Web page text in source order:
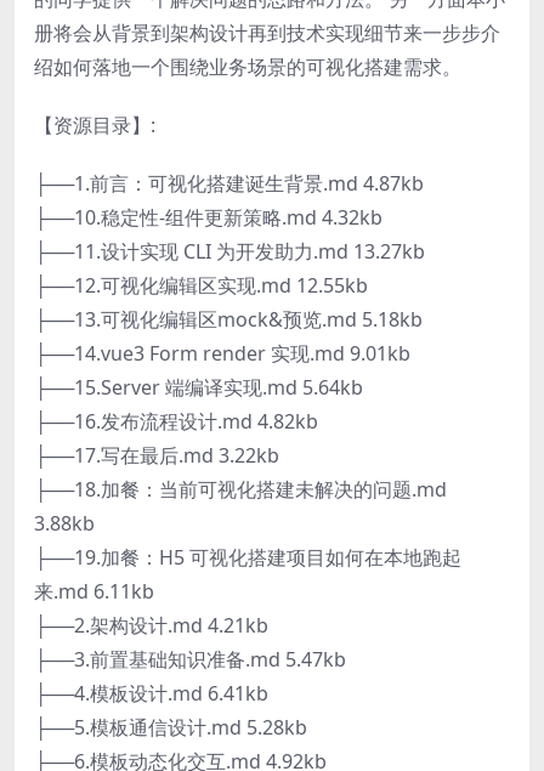
册将会从背景到架构设计再到技术实现细节来一步步介
绍如何落地一个围绕业务场景的可视化搭建需求。
【资源目录】:
├──1.前言：可视化搭建诞生背景.md 4.87kb
├──10.稳定性-组件更新策略.md 4.32kb
├──11.设计实现 CLI 为开发助力.md 13.27kb
├──12.可视化编辑区实现.md 12.55kb
├──13.可视化编辑区mock&预览.md 5.18kb
├──14.vue3 Form render 实现.md 9.01kb
├──15.Server 端编译实现.md 5.64kb
├──16.发布流程设计.md 4.82kb
├──17.写在最后.md 3.22kb
├──18.加餐：当前可视化搭建未解决的问题.md
3.88kb
├──19.加餐：H5 可视化搭建项目如何在本地跑起
来.md 6.11kb
├──2.架构设计.md 4.21kb
├──3.前置基础知识准备.md 5.47kb
├──4.模板设计.md 6.41kb
├──5.模板通信设计.md 5.28kb
├──6.模板动态化交互.md 4.92kb